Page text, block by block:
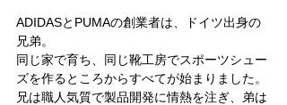
ADIDASとPUMAの創業者は、ドイツ出身の
兄弟。
同じ家で育ち、同じ靴工房でスポーツシュー
ズを作るところからすべてが始まりました。
兄は職人気質で製品開発に情熱を注ぎ、弟は